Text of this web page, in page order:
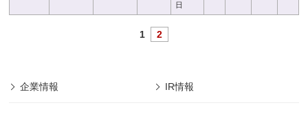
日
1 2
企業情報 IR情報